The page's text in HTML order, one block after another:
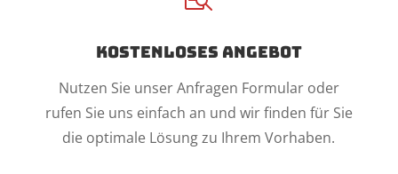
Kostenloses Angebot
Nutzen Sie unser Anfragen Formular oder
rufen Sie uns einfach an und wir finden für Sie
die optimale Lösung zu Ihrem Vorhaben.